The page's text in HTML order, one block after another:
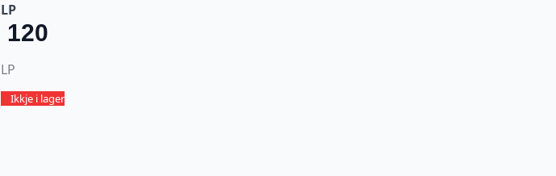
LP
120
LP
Ikkje i lager